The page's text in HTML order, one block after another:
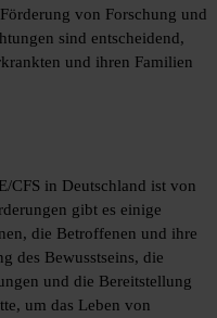
von Forschung und
sind entscheidend,
und ihren Familien
CFS in Deutschland ist von
gibt es einige
die Betroffenen und ihre
des Bewusstseins, die
und die Bereitstellung
um das Leben von